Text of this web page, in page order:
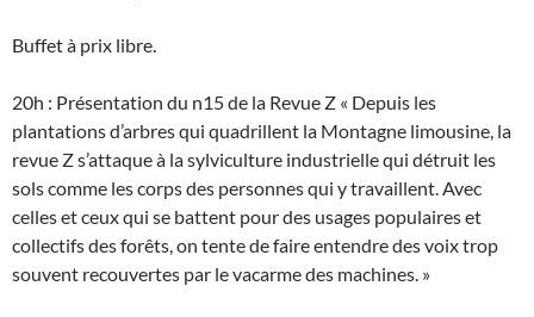
Buffet à prix libre.
20h : Présentation du n15 de la Revue Z « Depuis les
plantations d’arbres qui quadrillent la Montagne limousine, la
revue Z s’attaque à la sylviculture industrielle qui détruit les
sols comme les corps des personnes qui y travaillent. Avec
celles et ceux qui se battent pour des usages populaires et
collectifs des forêts, on tente de faire entendre des voix trop
souvent recouvertes par le vacarme des machines. »